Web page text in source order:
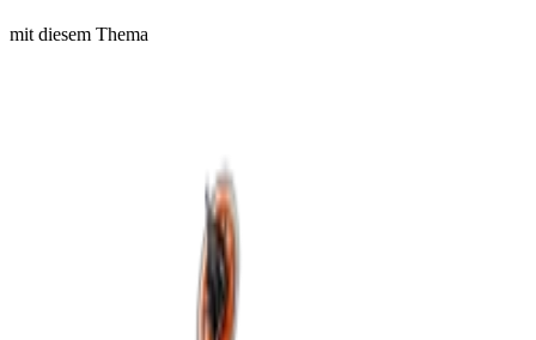
mit diesem Thema